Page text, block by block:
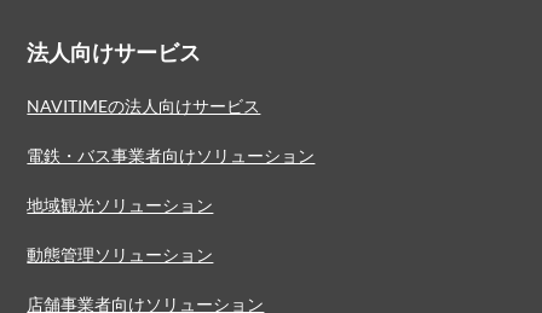
法人向けサービス
NAVITIMEの法人向けサービス
電鉄・バス事業者向けソリューション
地域観光ソリューション
動態管理ソリューション
店舗事業者向けソリューション